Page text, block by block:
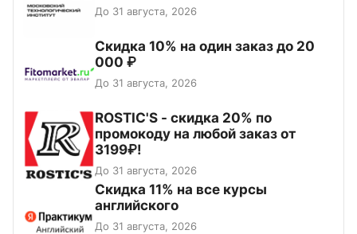
До 31 августа, 2026
Скидка 10% на один заказ до 20
000 ₽
До 31 августа, 2026
ROSTIC'S - скидка 20% по
промокоду на любой заказ от
3199₽!
До 31 августа, 2026
Скидка 11% на все курсы
английского
До 31 августа, 2026